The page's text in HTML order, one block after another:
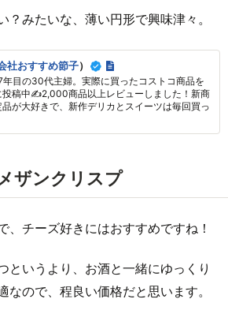
？みたいな、薄い円形で興味津々。
社おすすめ節子）
年目の30代主婦。実際に買ったコストコ商品を
投稿中✍2,000商品以上レビューしました！新商
が大好きで、新作デリカとスイーツは毎回買っ
ザンクリスプ
、チーズ好きにはおすすめですね！
というより、お酒と一緒にゆっくり
なので、程良い価格だと思います。